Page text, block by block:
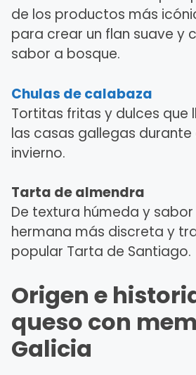
de los productos más
para crear un flan suave y
sabor a bosque.
Chulas de calabaza
Tortitas fritas y dulces que
las casas gallegas durante
invierno.
Tarta de almendra
De textura húmeda y
hermana más discreta y
popular Tarta de Santiago.
Origen e
queso con
Galicia